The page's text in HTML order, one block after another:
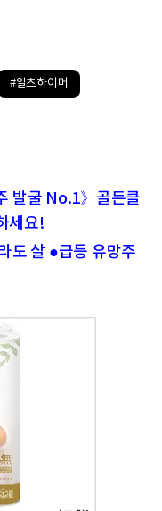
#알츠하이머
발굴 No.1》골든클
세요!
도 살 ●급등 유망주